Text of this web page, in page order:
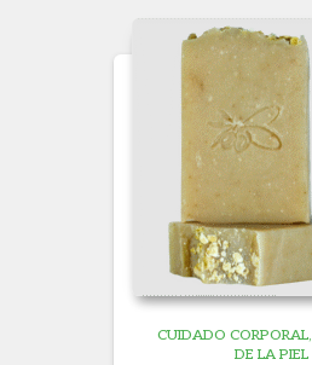
CUIDADO CORPORAL
DE LA PIEL